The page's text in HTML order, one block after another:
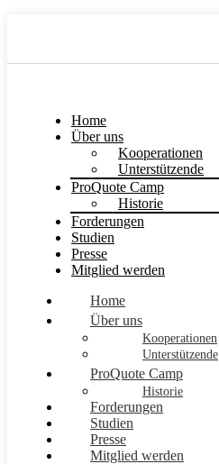
Home
Über uns
Kooperationen
Unterstützende
ProQuote Camp
Historie
Forderungen
Studien
Presse
Mitglied werden
Home
Über uns
Kooperationen
Unterstützende
ProQuote Camp
Historie
Forderungen
Studien
Presse
Mitglied werden